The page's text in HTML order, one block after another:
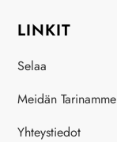
LINKIT
Selaa
Meidän Tarinamme
Yhteystiedot